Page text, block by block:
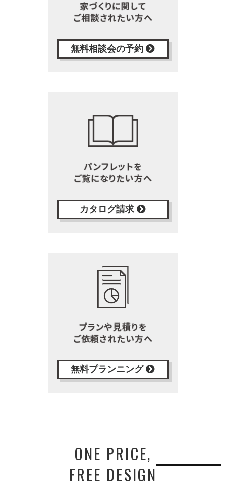
無料相談会の予約
カタログ請求
無料プランニング
ONE PRICE,
FREE DESIGN